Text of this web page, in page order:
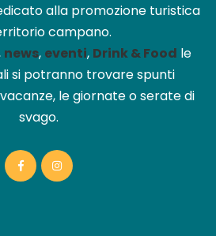
alla promozione turistica
campano.
news, eventi, Drink & Food le
si potranno trovare spunti
le giornate o serate di
svago.